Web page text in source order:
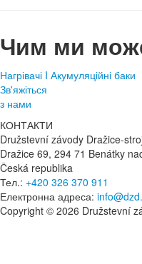
Чим ми
Нагрівачі I Акумуляційні баки
Зв'яжіться
з нами
КОНТАКТИ
Družstevní závody Dražice-
Dražice 69, 294 71 Benátky
Česká republika
Тел.: +420 326 370 911
Електронна адреса:
Copyright © 2026 Družstevní